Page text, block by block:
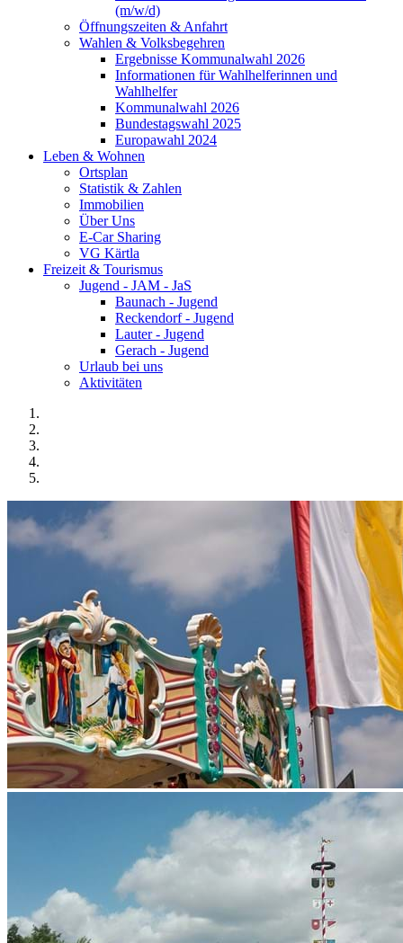
(m/w/d)
Öffnungszeiten & Anfahrt
Wahlen & Volksbegehren
Ergebnisse Kommunalwahl 2026
Informationen für Wahlhelferinnen und
Wahlhelfer
Kommunalwahl 2026
Bundestagswahl 2025
Europawahl 2024
Leben & Wohnen
Ortsplan
Statistik & Zahlen
Immobilien
Über Uns
E-Car Sharing
VG Kärtla
Freizeit & Tourismus
Jugend - JAM - JaS
Baunach - Jugend
Reckendorf - Jugend
Lauter - Jugend
Gerach - Jugend
Urlaub bei uns
Aktivitäten